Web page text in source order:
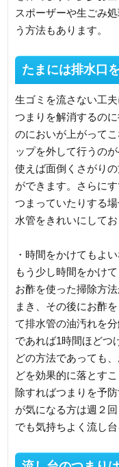
スポーザーや生ごみ
う方法もあります。
たまには排水口
生ゴミを流さない工
つまりを解消するの
のにおいが上がって
ップを外して行うの
使えば面倒くさがり
ができます。さらに
つまっていたりする
水管をきれいにしてお
・時間をかけてもよ
もう少し時間をかけ
お酢を使った掃除方
まき、その後にお酢
て排水管の油汚れを
であれば1時間ほどつ
どの方法であっても
どを効果的に落とす
除すればつまりを予
が気になる方は週２
でも気持ちよく流し台